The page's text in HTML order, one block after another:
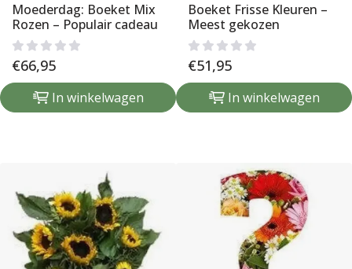
Moederdag: Boeket Mix
Rozen – Populair cadeau
€66,95
In winkelwagen
Boeket Frisse Kleuren –
Meest gekozen
€51,95
In winkelwagen